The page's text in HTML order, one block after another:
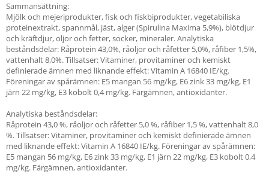
Sammansättning:
Mjölk och mejeriprodukter, fisk och fiskbiprodukter, vegetabiliska
proteinextrakt, spannmål, jäst, alger (Spirulina Maxima 5,9%), blötdjur
och kräftdjur, oljor och fetter, socker, mineraler. Analytiska
beståndsdelar: Råprotein 43,0%, råoljor och råfetter 5,0%, råfiber 1,5%,
vattenhalt 8,0%. Tillsatser: Vitaminer, provitaminer och kemiskt
definierade ämnen med liknande effekt: Vitamin A 16840 IE/kg.
Föreningar av spårämnen: E5 mangan 56 mg/kg, E6 zink 33 mg/kg, E1
järn 22 mg/kg, E3 kobolt 0,4 mg/kg. Färgämnen, antioxidanter.
Analytiska beståndsdelar:
Råprotein 43,0 %, råoljor och råfetter 5,0 %, råfiber 1,5 %, vattenhalt 8,0
%. Tillsatser: Vitaminer, provitaminer och kemiskt definierade ämnen
med liknande effekt: Vitamin A 16840 IE/kg. Föreningar av spårämnen:
E5 mangan 56 mg/kg, E6 zink 33 mg/kg, E1 järn 22 mg/kg, E3 kobolt 0,4
mg/kg. Färgämnen, antioxidanter.